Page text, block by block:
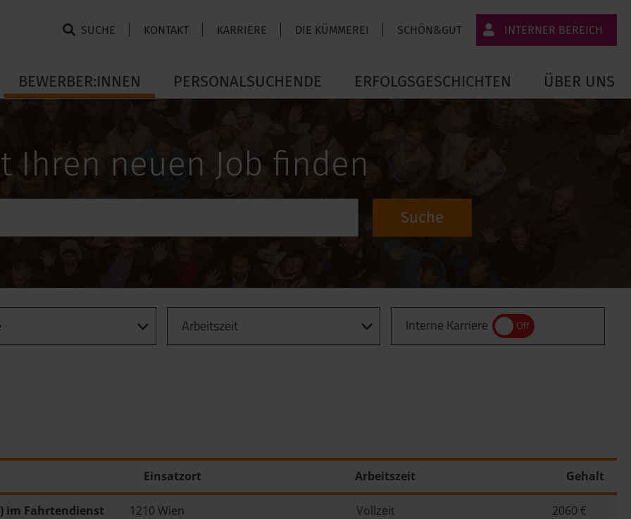
INTERNER BEREICH
JobImpuls
KONTAKT KARRIERE DIE KÜMMEREI SCHÖN&GUT
SUCHE
BEWERBER:INNEN PERSONALSUCHENDE ERFOLGSGESCHICHTEN ÜBER UNS
Ihren neuen Job finden
Arbeitszeit Interne Karriere
Einsatzort Arbeitszeit Gehalt
im Fahrtendienst 1210 Wien Vollzeit 2060 €